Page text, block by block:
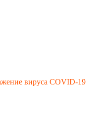
вируса COVID-19